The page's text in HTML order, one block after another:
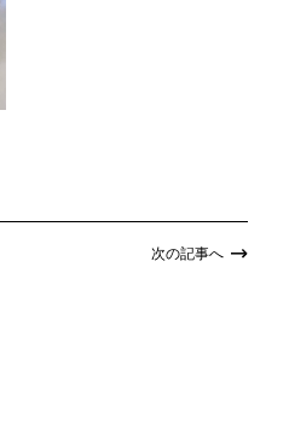
次の記事へ